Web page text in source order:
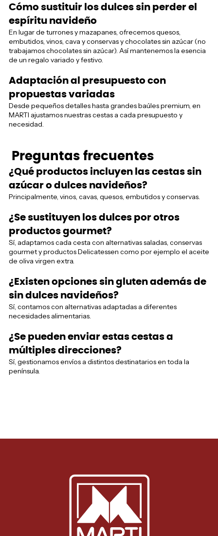
Cómo sustituir los dulces sin perder el
espíritu navideño
En lugar de turrones y mazapanes, ofrecemos quesos,
embutidos, vinos, cava y conservas y chocolates sin azúcar (no
trabajamos chocolates sin azúcar). Así mantenemos la esencia
de un regalo variado y festivo.
Adaptación al presupuesto con
propuestas variadas
Desde pequeños detalles hasta grandes baúles premium, en
MARTI ajustamos nuestras cestas a cada presupuesto y
necesidad.
Preguntas frecuentes
¿Qué productos incluyen las cestas sin
azúcar o dulces navideños?
Principalmente, vinos, cavas, quesos, embutidos y conservas.
¿Se sustituyen los dulces por otros
productos gourmet?
Sí, adaptamos cada cesta con alternativas saladas, conservas
gourmet y productos Delicatessen como por ejemplo el aceite
de oliva virgen extra.
¿Existen opciones sin gluten además de
sin dulces navideños?
Sí, contamos con alternativas adaptadas a diferentes
necesidades alimentarias.
¿Se pueden enviar estas cestas a
múltiples direcciones?
Sí, gestionamos envíos a distintos destinatarios en toda la
península.